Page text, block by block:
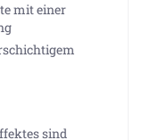
mit einer
sind